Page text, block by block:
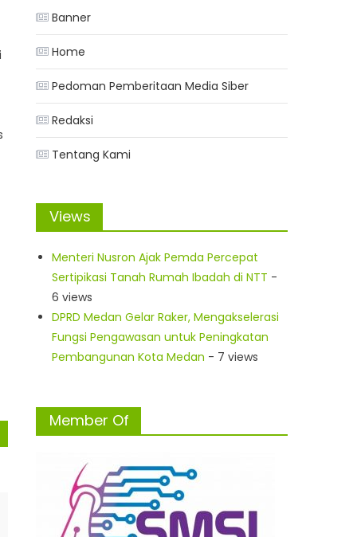
Banner
Home
Pedoman Pemberitaan Media Siber
Redaksi
Tentang Kami
Views
Menteri Nusron Ajak Pemda Percepat
Sertipikasi Tanah Rumah Ibadah di NTT -
6 views
DPRD Medan Gelar Raker, Mengakselerasi
Fungsi Pengawasan untuk Peningkatan
Pembangunan Kota Medan - 7 views
Member Of